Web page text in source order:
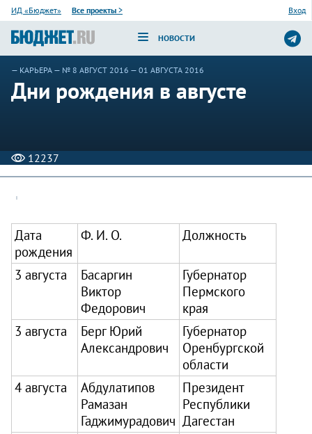
ИД «Бюджет» Все проекты > Вход
НОВОСТИ
— КАРЬЕРА — № 8 АВГУСТ 2016 — 01 АВГУСТА 2016
Дни рождения в августе
12237
Дата
рождения
Ф. И. О. Должность
3 августа
Басаргин
Виктор
Федорович
Губернатор
Пермского
края
3 августа
Берг Юрий
Александрович
Губернатор
Оренбургской
области
4 августа
Абдулатипов
Рамазан
Гаджимурадович
Президент
Республики
Дагестан